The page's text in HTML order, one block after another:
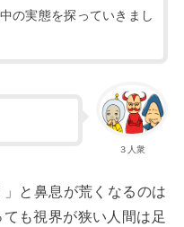
の実態を探っていきまし
３人衆
」と鼻息が荒くなるのは
も視界が狭い人間は足